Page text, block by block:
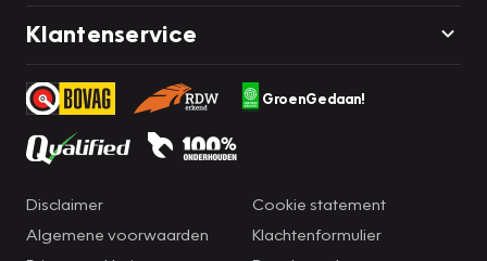
Klantenservice
GroenGedaan!
Disclaimer
Algemene voorwaarden
Cookie statement
Klachtenformulier